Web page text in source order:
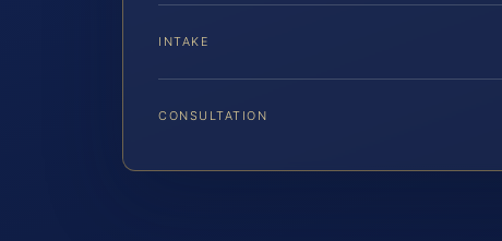
INTAKE
CONSULTATION